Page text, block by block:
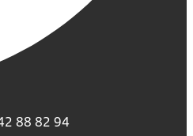
88 82 94